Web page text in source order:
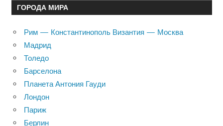
ГОРОДА МИРА
Рим — Константинополь Византия — Москва
Мадрид
Толедо
Барселона
Планета Антония Гауди
Лондон
Париж
Берлин